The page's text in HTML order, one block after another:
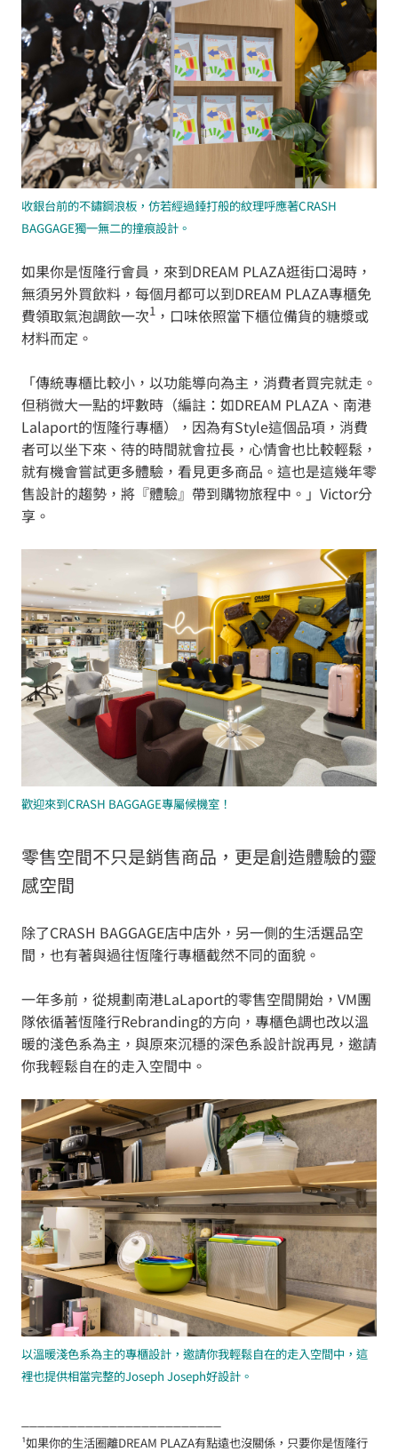
收銀台前的不鏽鋼浪板，仿若經過錘打般的紋理呼應著CRASH
BAGGAGE獨一無二的撞痕設計。
如果你是恆隆行會員，來到DREAM PLAZA逛街口渴時，
無須另外買飲料，每個月都可以到DREAM PLAZA專櫃免
費領取氣泡調飲一次1 ，口味依照當下櫃位備貨的糖漿或
材料而定。
「傳統專櫃比較小，以功能導向為主，消費者買完就走。
但稍微大一點的坪數時（編註：如DREAM PLAZA、南港
Lalaport的恆隆行專櫃），因為有Style這個品項，消費
者可以坐下來、待的時間就會拉長，心情會也比較輕鬆，
就有機會嘗試更多體驗，看見更多商品。這也是這幾年零
售設計的趨勢，將『體驗』帶到購物旅程中。」Victor分
享。
歡迎來到CRASH BAGGAGE專屬候機室！
零售空間不只是銷售商品，更是創造體驗的靈
感空間
除了CRASH BAGGAGE店中店外，另一側的生活選品空
間，也有著與過往恆隆行專櫃截然不同的面貌。
一年多前，從規劃南港LaLaport的零售空間開始，VM團
隊依循著恆隆行Rebranding的方向，專櫃色調也改以溫
暖的淺色系為主，與原來沉穩的深色系設計說再見，邀請
你我輕鬆自在的走入空間中。
以溫暖淺色系為主的專櫃設計，邀請你我輕鬆自在的走入空間中，這
裡也提供相當完整的Joseph Joseph好設計。
¹如果你的生活圈離DREAM PLAZA有點遠也沒關係，只要你是恆隆行